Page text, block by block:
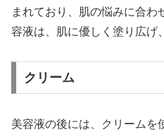
まれており、肌の悩みに合わ
容液は、肌に優しく塗り広げ
クリーム
美容液の後には、クリームを